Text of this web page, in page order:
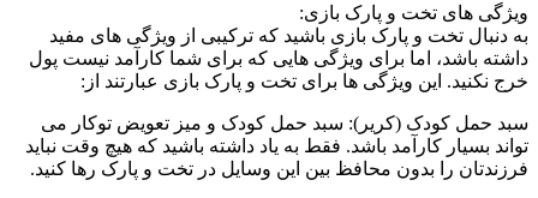
ویژگی ­های تخت و پارک بازی:
به دنبال تخت و پارک بازی باشید که ترکیبی از ویژگی ­های مفید
داشته باشد، اما برای ویژگی ­هایی که برای شما کارآمد نیست پول
خرج نکنید. این ویژگی ­ها برای تخت و پارک بازی عبارتند از:
سبد حمل کودک (کریر): سبد حمل کودک و میز تعویض توکار می
تواند بسیار کارآمد باشد. فقط به یاد داشته باشید که هیچ وقت نباید
فرزندتان را بدون محافظ بین این وسایل در تخت و پارک رها کنید.